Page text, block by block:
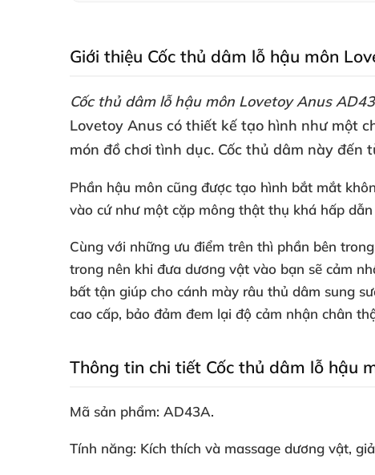
Giới thiệu Cốc thủ dâm lỗ hậu môn
Cốc thủ dâm lỗ hậu môn Lovetoy Anus
Lovetoy Anus có thiết kế tạo hình như một
món đồ chơi tình dục. Cốc thủ dâm này đến
Phần hậu môn cũng được tạo hình bắt mắt
vào cứ như một cặp mông thật thụ khá hấp dẫn
Cùng với những ưu điểm trên thì phần bên
trong nên khi đưa dương vật vào bạn sẽ cảm
bất tận giúp cho cánh mày râu thủ dâm sung
cao cấp, bảo đảm đem lại độ cảm nhận chân
Thông tin chi tiết Cốc thủ dâm lỗ hậu
Mã sản phẩm: AD43A.
Tính năng: Kích thích và massage dương vật,